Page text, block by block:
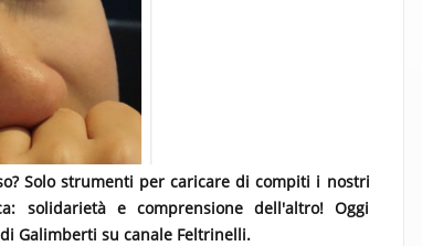
Solo strumenti per caricare di compiti i nostri
solidarietà e comprensione dell'altro! Oggi
Galimberti su canale Feltrinelli.